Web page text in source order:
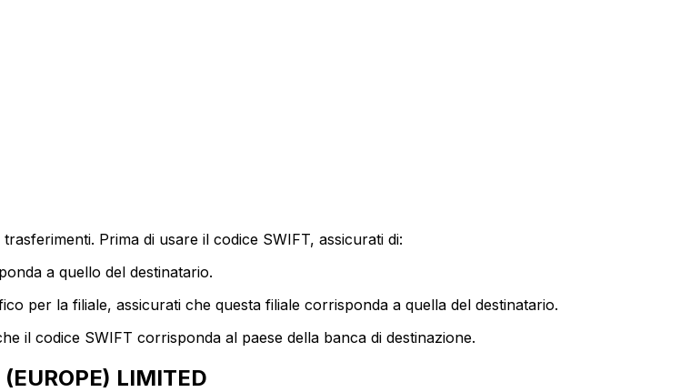
Prima di usare il codice SWIFT, assicurati di:
a quello del destinatario.
per la filiale, assicurati che questa filiale corrisponda a quella del destinatario.
il codice SWIFT corrisponda al paese della banca di destinazione.
LIMITED